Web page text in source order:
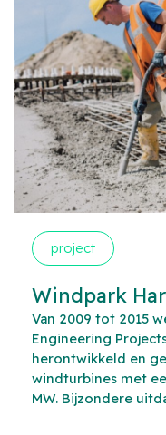
project
Windpark
Van 2009 tot 2015
Engineering
herontwikkeld en
windturbines met
MW. Bijzondere